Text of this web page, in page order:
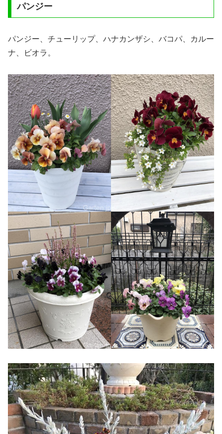
パンジー
パンジー、チューリップ、ハナカンザシ、バコパ、カルー
ナ、ビオラ。